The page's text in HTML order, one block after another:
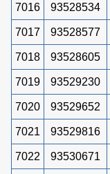
7016 93528534
7017 93528577
7018 93528605
7019 93529230
7020 93529652
7021 93529816
7022 93530671